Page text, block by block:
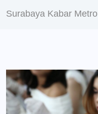
Surabaya Kabar Metro